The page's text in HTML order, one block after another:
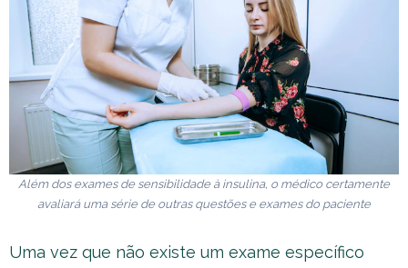
Além dos exames de sensibilidade à insulina, o médico certamente
avaliará uma série de outras questões e exames do paciente
Uma vez que não existe um exame específico